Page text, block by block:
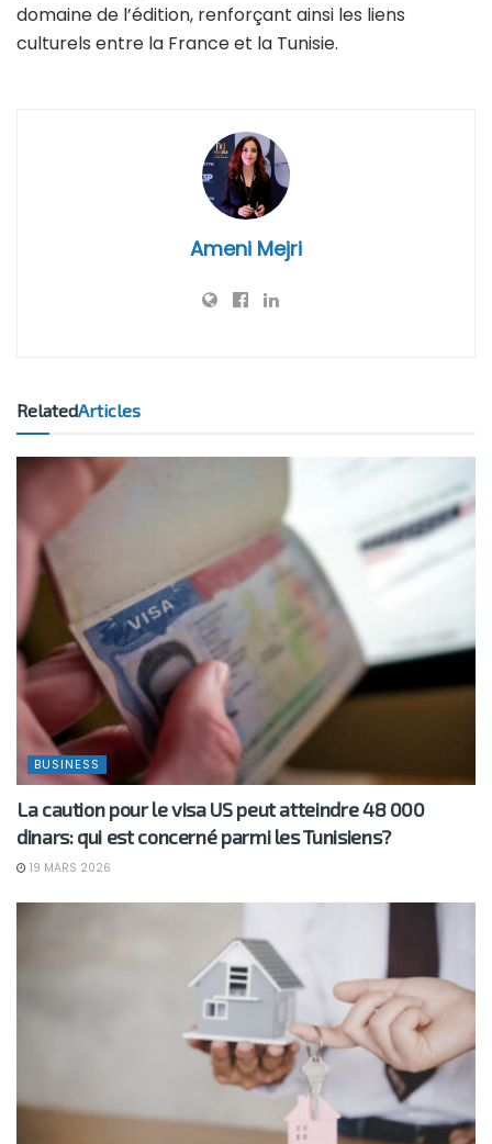
domaine de l’édition, renforçant ainsi les liens
culturels entre la France et la Tunisie.
Ameni Mejri
RelatedArticles
BUSINESS
La caution pour le visa US peut atteindre 48 000
dinars: qui est concerné parmi les Tunisiens?
19 MARS 2026